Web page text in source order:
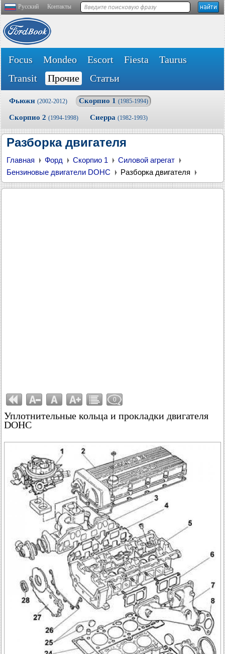
Русский Контакты
Focus Mondeo Escort Fiesta
Taurus
Transit
Прочие Статьи
Фьюжн (2002-2012) Скорпио 1 (1985-1994)
Скорпио 2 (1994-1998) Сиерра (1982-1993)
Разборка двигателя
Главная Форд Скорпио 1
Силовой агрегат
Бензиновые двигатели DOHC
Разборка двигателя
0
Уплотнительные кольца и прокладки двигателя
DOHC